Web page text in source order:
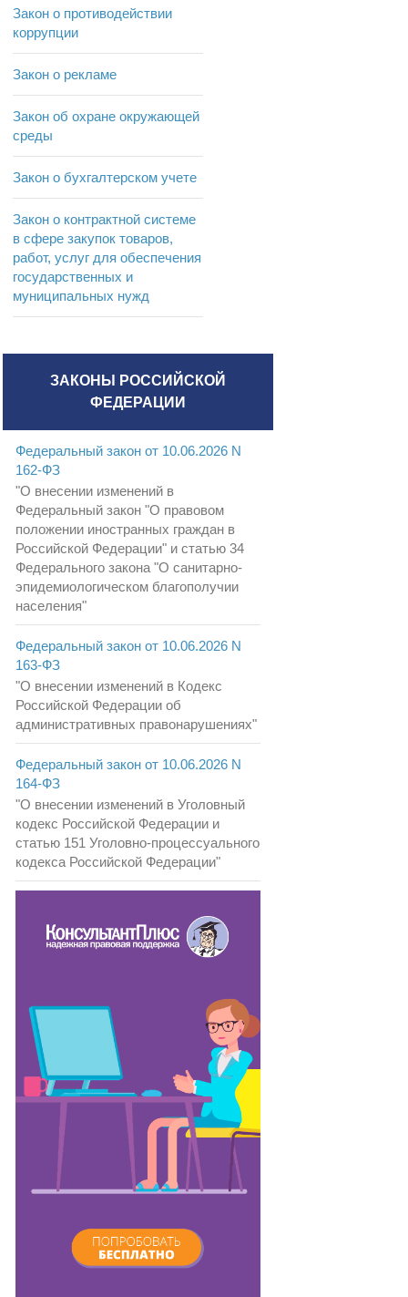
Закон о противодействии
коррупции
Закон о рекламе
Закон об охране окружающей
среды
Закон о бухгалтерском учете
Закон о контрактной системе
в сфере закупок товаров,
работ, услуг для обеспечения
государственных и
муниципальных нужд
ЗАКОНЫ РОССИЙСКОЙ
ФЕДЕРАЦИИ
Федеральный закон от 10.06.2026 N
162-ФЗ
"О внесении изменений в
Федеральный закон "О правовом
положении иностранных граждан в
Российской Федерации" и статью 34
Федерального закона "О санитарно-
эпидемиологическом благополучии
населения"
Федеральный закон от 10.06.2026 N
163-ФЗ
"О внесении изменений в Кодекс
Российской Федерации об
административных правонарушениях"
Федеральный закон от 10.06.2026 N
164-ФЗ
"О внесении изменений в Уголовный
кодекс Российской Федерации и
статью 151 Уголовно-процессуального
кодекса Российской Федерации"